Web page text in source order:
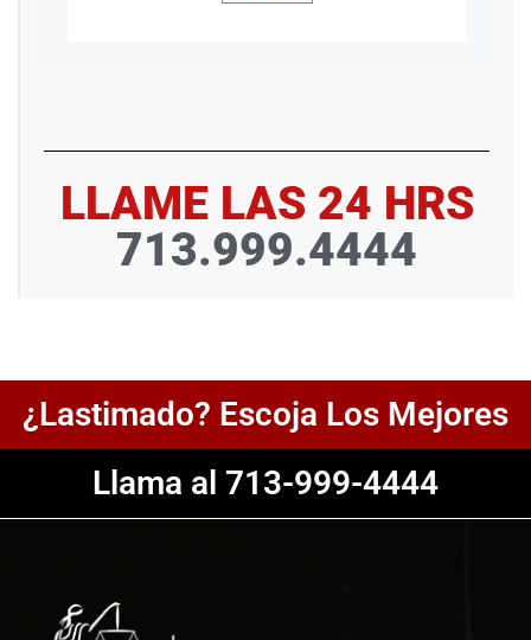
LLAME LAS 24 HRS
713.999.4444
¿Lastimado? Escoja Los Mejores
Llama al 713-999-4444